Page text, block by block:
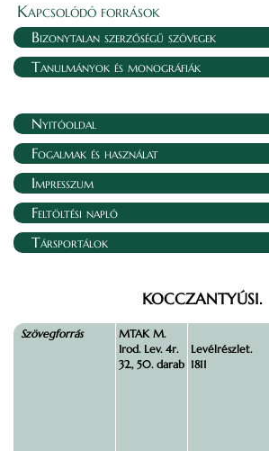
Kapcsolódó források
Bizonytalan szerzőségű szövegek
Tanulmányok és monográfiák
Nyitóoldal
Fogalmak és használat
Impresszum
Feltöltési napló
Társportálok
KOCCZANTYÚSI.
Szövegforrás
MTAK M.
Irod. Lev. 4r.
32., 50. darab
Levélrészlet.
1811